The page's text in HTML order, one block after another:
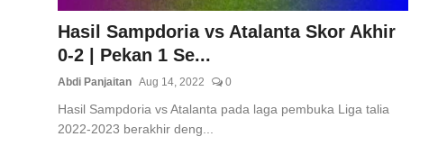
Hasil Sampdoria vs Atalanta Skor Akhir
0-2 | Pekan 1 Se...
Abdi Panjaitan Aug 14, 2022 0
Hasil Sampdoria vs Atalanta pada laga pembuka Liga talia
2022-2023 berakhir deng...